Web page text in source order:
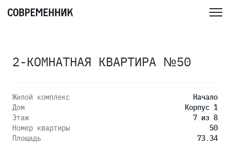
2-КОМНАТНАЯ КВАРТИРА №50
Жилой комплекс
Начало
Дом
Корпус 1
Этаж
7 из 8
Номер квартиры
50
Площадь
73.34